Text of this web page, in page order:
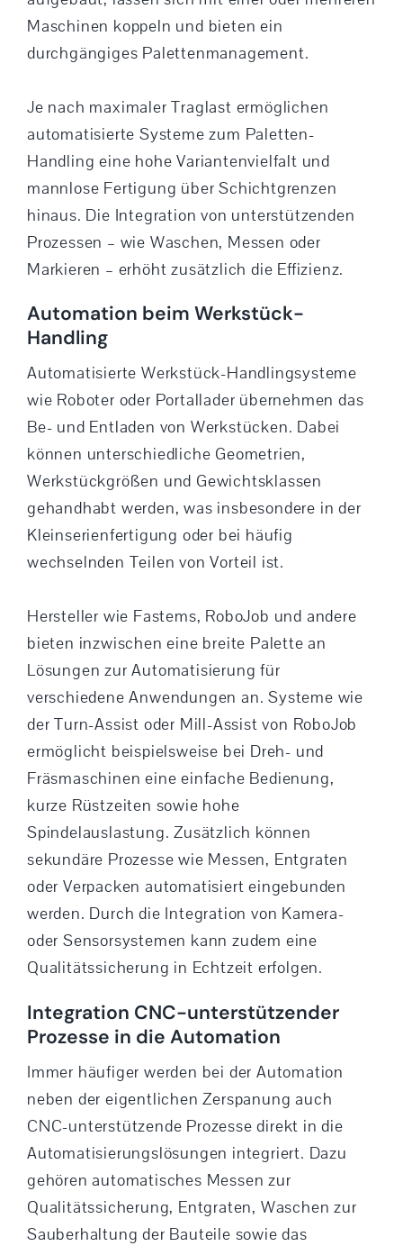
Maschinen koppeln und bieten ein
durchgängiges Palettenmanagement.
Je nach maximaler Traglast ermöglichen
automatisierte Systeme zum Paletten-
Handling eine hohe Variantenvielfalt und
mannlose Fertigung über Schichtgrenzen
hinaus. Die Integration von unterstützenden
Prozessen – wie Waschen, Messen oder
Markieren – erhöht zusätzlich die Effizienz.
Automation beim Werkstück-
Handling
Automatisierte Werkstück-Handlingsysteme
wie Roboter oder Portallader übernehmen das
Be- und Entladen von Werkstücken. Dabei
können unterschiedliche Geometrien,
Werkstückgrößen und Gewichtsklassen
gehandhabt werden, was insbesondere in der
Kleinserienfertigung oder bei häufig
wechselnden Teilen von Vorteil ist.
Hersteller wie Fastems, RoboJob und andere
bieten inzwischen eine breite Palette an
Lösungen zur Automatisierung für
verschiedene Anwendungen an. Systeme wie
der Turn-Assist oder Mill-Assist von RoboJob
ermöglicht beispielsweise bei Dreh- und
Fräsmaschinen eine einfache Bedienung,
kurze Rüstzeiten sowie hohe
Spindelauslastung. Zusätzlich können
sekundäre Prozesse wie Messen, Entgraten
oder Verpacken automatisiert eingebunden
werden. Durch die Integration von Kamera-
oder Sensorsystemen kann zudem eine
Qualitätssicherung in Echtzeit erfolgen.
Integration CNC-unterstützender
Prozesse in die Automation
Immer häufiger werden bei der Automation
neben der eigentlichen Zerspanung auch
CNC-unterstützende Prozesse direkt in die
Automatisierungslösungen integriert. Dazu
gehören automatisches Messen zur
Qualitätssicherung, Entgraten, Waschen zur
Sauberhaltung der Bauteile sowie das